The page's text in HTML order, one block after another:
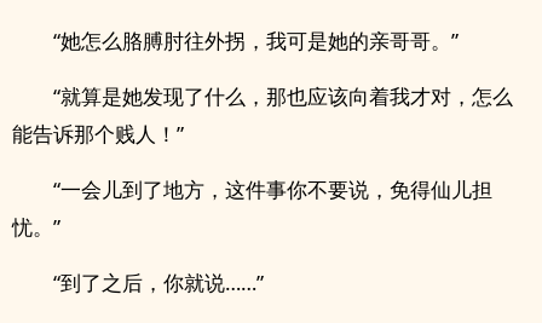
“她怎么胳膊肘往外拐，我可是她的亲哥哥。”
“就算是她发现了什么，那也应该向着我才对，怎么
能告诉那个贱人！”
“一会儿到了地方，这件事你不要说，免得仙儿担
忧。”
“到了之后，你就说……”